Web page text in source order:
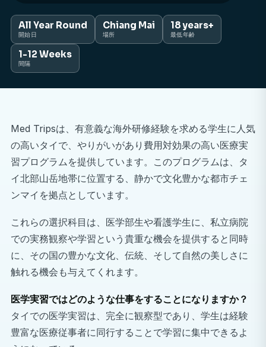
All Year Round
開始日
Chiang Mai
場所
18 years+
最低年齢
1-12 Weeks
間隔
Med Tripsは、有意義な海外研修経験を求める学生に人気
の高いタイで、やりがいがあり費用対効果の高い医療実
習プログラムを提供しています。このプログラムは、タ
イ北部山岳地帯に位置する、静かで文化豊かな都市チェ
ンマイを拠点としています。
これらの選択科目は、医学部生や看護学生に、私立病院
での実務観察や学習という貴重な機会を提供すると同時
に、その国の豊かな文化、伝統、そして自然の美しさに
触れる機会も与えてくれます。
医学実習ではどのような仕事をすることになりますか？
タイでの医学実習は、完全に観察型であり、学生は経験
豊富な医療従事者に同行することで学習に集中できるよ